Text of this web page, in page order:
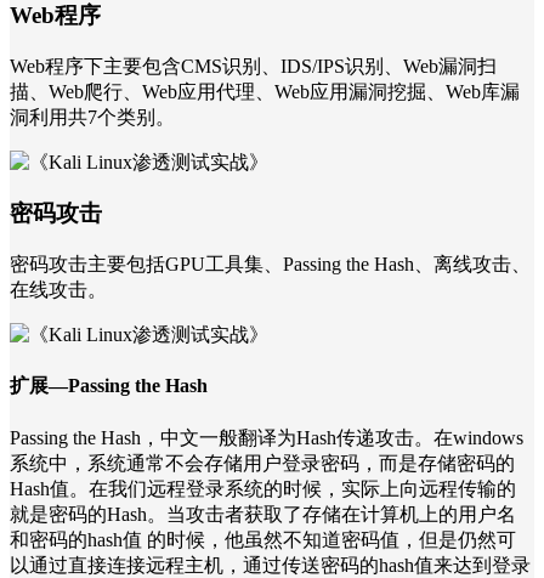
Web程序
Web程序下主要包含CMS识别、IDS/IPS识别、Web漏洞扫
描、Web爬行、Web应用代理、Web应用漏洞挖掘、Web库漏
洞利用共7个类别。
密码攻击
密码攻击主要包括GPU工具集、Passing the Hash、离线攻击、
在线攻击。
扩展—Passing the Hash
Passing the Hash，中文一般翻译为Hash传递攻击。在windows
系统中，系统通常不会存储用户登录密码，而是存储密码的
Hash值。在我们远程登录系统的时候，实际上向远程传输的
就是密码的Hash。当攻击者获取了存储在计算机上的用户名
和密码的hash值 的时候，他虽然不知道密码值，但是仍然可
以通过直接连接远程主机，通过传送密码的hash值来达到登录